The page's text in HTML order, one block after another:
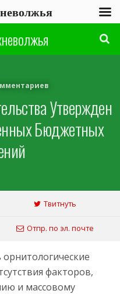
Утвержден
Бюджетных
Твитнуть
Отпр. по эл. почте
факторов,
и массовому